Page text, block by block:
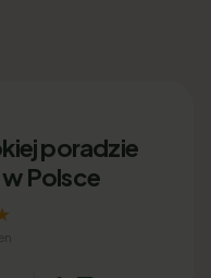
poradzie
Polsce